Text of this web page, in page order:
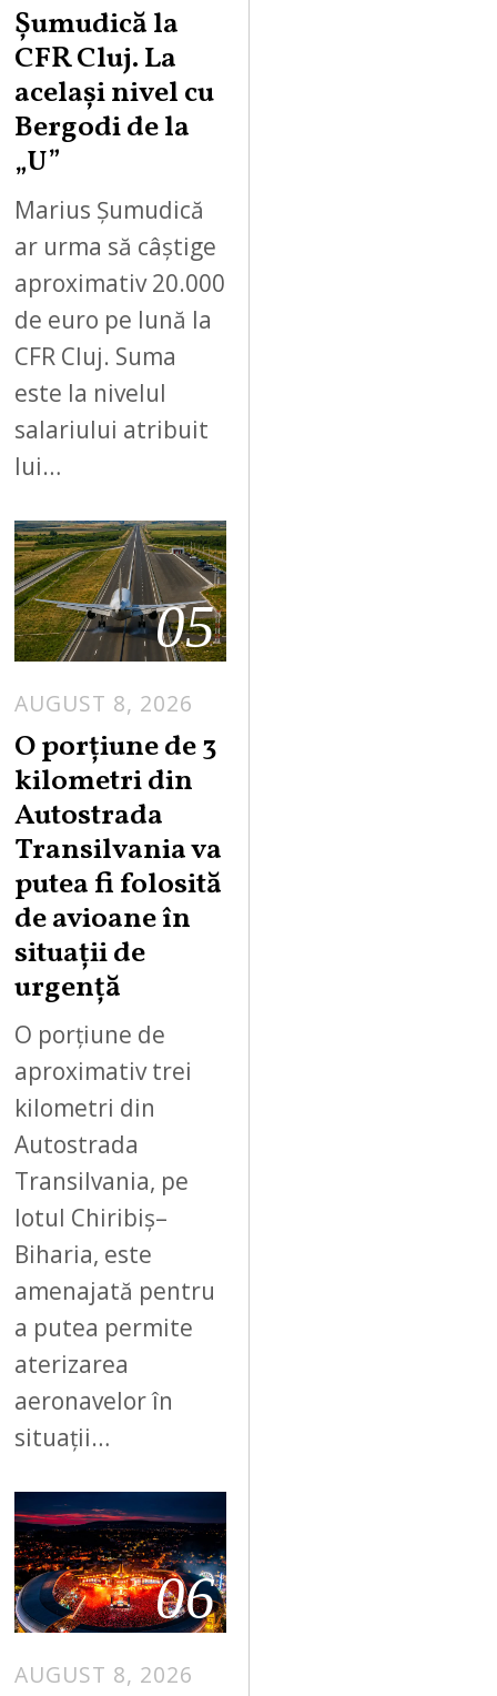
Șumudică la
CFR Cluj. La
același nivel cu
Bergodi de la
„U”
Marius Șumudică
ar urma să câștige
aproximativ 20.000
de euro pe lună la
CFR Cluj. Suma
este la nivelul
salariului atribuit
lui…
05
AUGUST 8, 2026
U
G
T
8
O porțiune de 3
kilometri din
Autostrada
Transilvania va
putea fi folosită
de avioane în
situații de
urgență
O porțiune de
aproximativ trei
kilometri din
Autostrada
Transilvania, pe
lotul Chiribiș–
Biharia, este
amenajată pentru
a putea permite
aterizarea
aeronavelor în
situații…
06
AUGUST 8, 2026